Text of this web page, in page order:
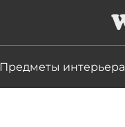
Предметы интерьера